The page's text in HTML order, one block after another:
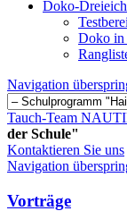
Doko-Dreieich
Doko in
Navigation
Tauch-Team
der Schule"
Kontaktieren Sie uns
Navigation
Vorträge